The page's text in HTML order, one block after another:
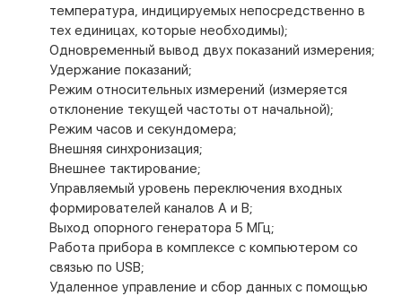
температура, индицируемых непосредственно в
тех единицах, которые необходимы);
Одновременный вывод двух показаний измерения;
Удержание показаний;
Режим относительных измерений (измеряется
отклонение текущей частоты от начальной);
Режим часов и секундомера;
Внешняя синхронизация;
Внешнее тактирование;
Управляемый уровень переключения входных
формирователей каналов А и В;
Выход опорного генератора 5 МГц;
Работа прибора в комплексе с компьютером со
связью по USB;
Удаленное управление и сбор данных с помощью